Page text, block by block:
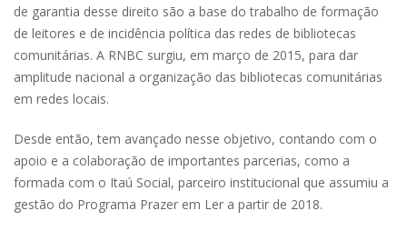
de garantia desse direito são a base do trabalho de formação
de leitores e de incidência política das redes de bibliotecas
comunitárias. A RNBC surgiu, em março de 2015, para dar
amplitude nacional a organização das bibliotecas comunitárias
em redes locais.
Desde então, tem avançado nesse objetivo, contando com o
apoio e a colaboração de importantes parcerias, como a
formada com o Itaú Social, parceiro institucional que assumiu a
gestão do Programa Prazer em Ler a partir de 2018.